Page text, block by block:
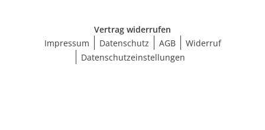
Vertrag widerrufen
Impressum
Datenschutz AGB
Widerruf
Datenschutzeinstellungen